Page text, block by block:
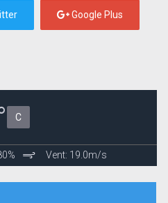
Google Plus
C
Vent: 19.0m/s